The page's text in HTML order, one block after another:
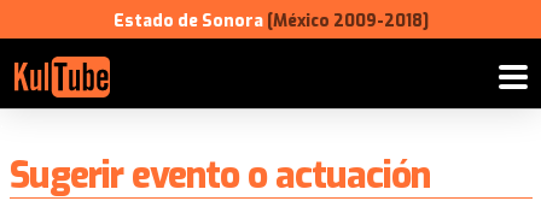
Estado de Sonora [México 2009-2018]
Sugerir evento o actuación